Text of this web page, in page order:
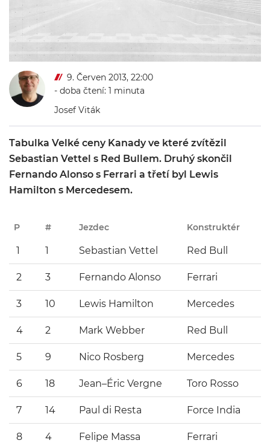
9. Červen 2013, 22:00
- doba čtení: 1 minuta
Josef Viták
Tabulka Velké ceny Kanady ve které zvítězil
Sebastian Vettel s Red Bullem. Druhý skončil
Fernando Alonso s Ferrari a třetí byl Lewis
Hamilton s Mercedesem.
P # Jezdec Konstruktér
1 1 Sebastian Vettel Red Bull
2 3 Fernando Alonso Ferrari
3 10 Lewis Hamilton Mercedes
4 2 Mark Webber Red Bull
5 9 Nico Rosberg Mercedes
6 18 Jean–Éric Vergne Toro Rosso
7 14 Paul di Resta Force India
8 4 Felipe Massa Ferrari